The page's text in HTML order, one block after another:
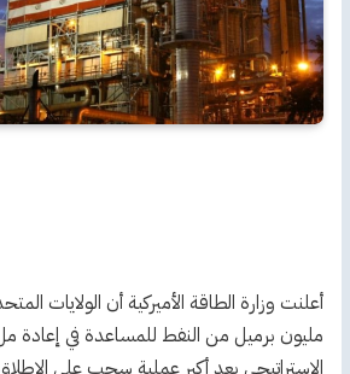
مليون برميل من النفط للمساعدة في إعادة
الإستراتيجي بعد أكبر عملية سحب على